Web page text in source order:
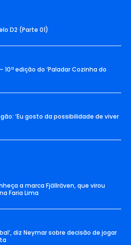
D2 (Parte 01)
10ª edição do ‘Paladar Cozinha do
‘Eu gosto da possibilidade de viver
a marca Fjällräven, que virou
Faria Lima
diz Neymar sobre decisão de jogar